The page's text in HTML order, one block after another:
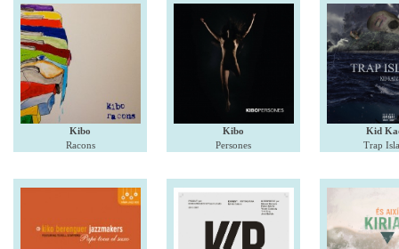
Kibo
Racons
Kibo
Persones
Kid
Trap